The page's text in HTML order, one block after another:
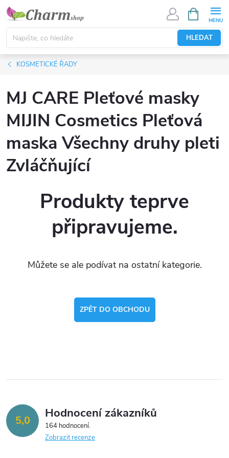
Přejít
obsah
HLEDAT
NÁKUPNÍ
KOŠÍK
KOSMETICKÉ ŘADY
MJ CARE Pleťové masky
MIJIN Cosmetics Pleťová
maska Všechny druhy pleti
Zvláčňující
Produkty teprve
připravujeme.
Můžete se ale podívat na ostatní kategorie.
ZPĚT DO OBCHODU
5,0 Hodnocení zákazníků
164 hodnocení
Zobrazit recenze